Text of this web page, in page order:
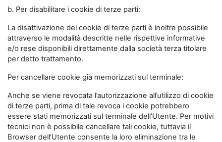
b. Per disabilitare i cookie di terze parti:
La disattivazione dei cookie di terze parti è inoltre possibile
attraverso le modalità descritte nelle rispettive informative
e/o rese disponibili direttamente dalla società terza titolare
per detto trattamento.
Per cancellare cookie già memorizzati sul terminale:
Anche se viene revocata l’autorizzazione all’utilizzo di cookie
di terze parti, prima di tale revoca i cookie potrebbero
essere stati memorizzati sul terminale dell’Utente. Per motivi
tecnici non è possibile cancellare tali cookie, tuttavia il
Browser dell’Utente consente la loro eliminazione tra le